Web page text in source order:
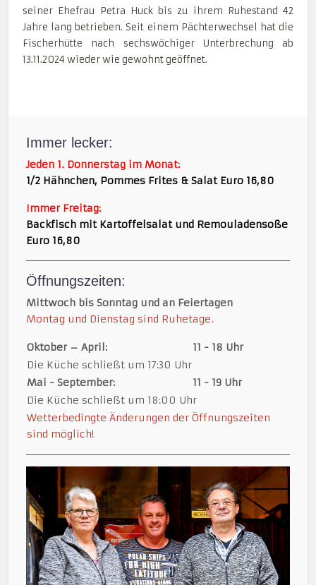
seiner Ehefrau Petra Huck bis zu ihrem Ruhestand 42
Jahre lang betrieben. Seit einem Pächterwechsel hat die
Fischerhütte nach sechswöchiger Unterbrechung ab
13.11.2024 wieder wie gewohnt geöffnet.
Immer lecker:
Jeden 1. Donnerstag im Monat:
1/2 Hähnchen, Pommes Frites & Salat Euro 16,80
Immer Freitag:
Backfisch mit Kartoffelsalat und Remouladensoße
Euro 16,80
Öffnungszeiten:
Mittwoch bis Sonntag und an Feiertagen
Montag und Dienstag sind Ruhetage.
Oktober – April:
11 - 18 Uhr
Die Küche schließt um 17:30 Uhr
Mai - September:
11 - 19 Uhr
Die Küche schließt um 18:00 Uhr
Wetterbedingte Änderungen der Öffnungszeiten
sind möglich!